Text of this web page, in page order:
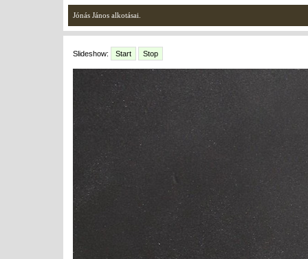
Jónás János alkotásai.
Slideshow: Start Stop